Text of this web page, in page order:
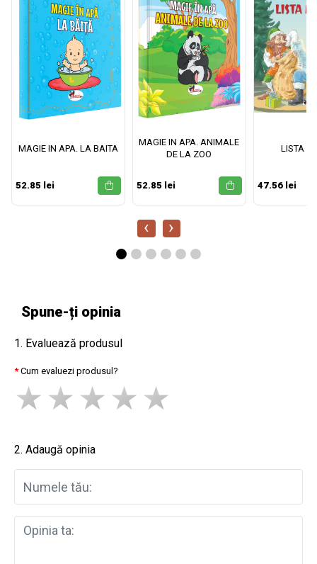
MAGIE IN APA. LA BAITA
52.85 lei
MAGIE IN APA. ANIMALE
DE LA ZOO
52.85 lei
LISTA
47.56 lei
‹ ›
Spune-ți opinia
1. Evaluează produsul
Cum evaluezi produsul?
2. Adaugă opinia